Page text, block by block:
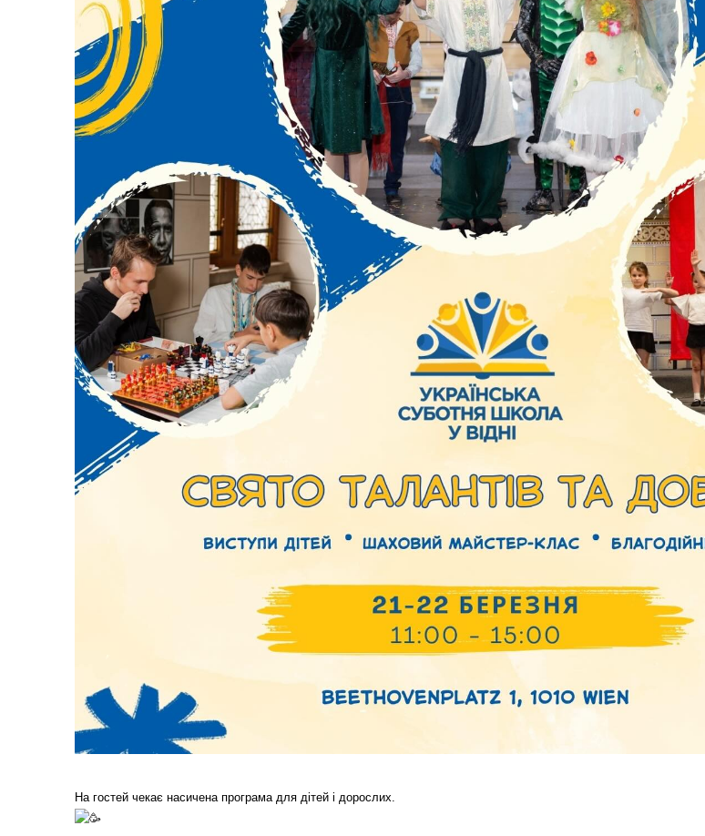
На гостей чекає насичена програма для дітей і дорослих.